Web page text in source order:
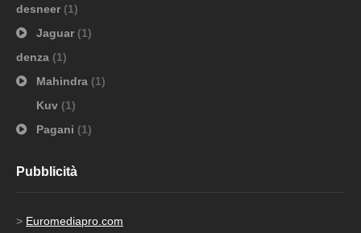
desneer (1)
Jaguar (1)
denza (1)
Mahindra (1)
Kuv (1)
Pagani (1)
Pubblicità
> Euromediapro.com